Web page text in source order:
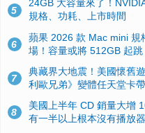
5
24GB 大容量來了！
規格、功耗、上市時間
6
蘋果 2026 款 Mac mini 規
場！容量或將 512GB 起跳
7
典藏界大地震！美國懷舊
利歐兄弟》變體任天堂卡帶
8
美國上半年 CD 銷量大增
有一半以上根本沒有播放器